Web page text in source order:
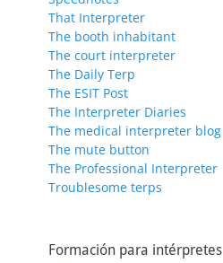
That Interpreter
The booth inhabitant
The court interpreter
The Daily Terp
The ESIT Post
The Interpreter Diaries
The medical interpreter blog
The mute button
The Professional Interpreter
Troublesome terps
Formación para intérpretes